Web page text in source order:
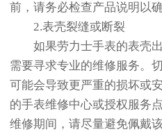
前，请务必检查产品说明以
2.表壳裂缝或断裂
如果劳力士手表的表壳出
需要寻求专业的维修服务。
可能会导致更严重的损坏或
的手表维修中心或授权服务
维修期间，请尽量避免佩戴